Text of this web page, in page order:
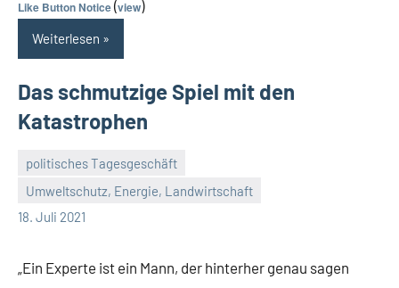
Like Button Notice(view)
Weiterlesen
Das schmutzige Spiel mit den
Katastrophen
politisches Tagesgeschäft
Umweltschutz, Energie, Landwirtschaft
18. Juli 2021
Guetti
Keine
Kommentare
„Ein Experte ist ein Mann, der hinterher genau sagen